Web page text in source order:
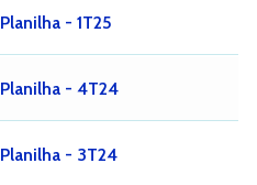
Planilha - 1T25
Planilha - 4T24
Planilha - 3T24